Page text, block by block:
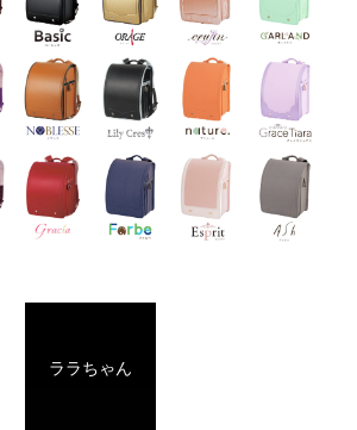
ララちゃん